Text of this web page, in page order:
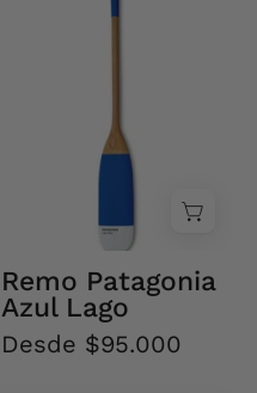
Patagonia
Remo Patagonia
Azul Lago
Desde $95.000